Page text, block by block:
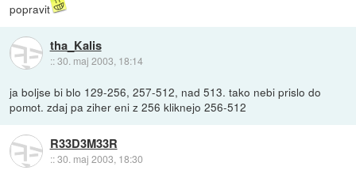
popravit
tha_Kalis
::30. maj 2003, 18:14
ja boljse bi blo 129-256, 257-512, nad 513. tako nebi prislo do
pomot. zdaj pa ziher eni z 256 kliknejo 256-512
R33D3M33R
::30. maj 2003, 18:30